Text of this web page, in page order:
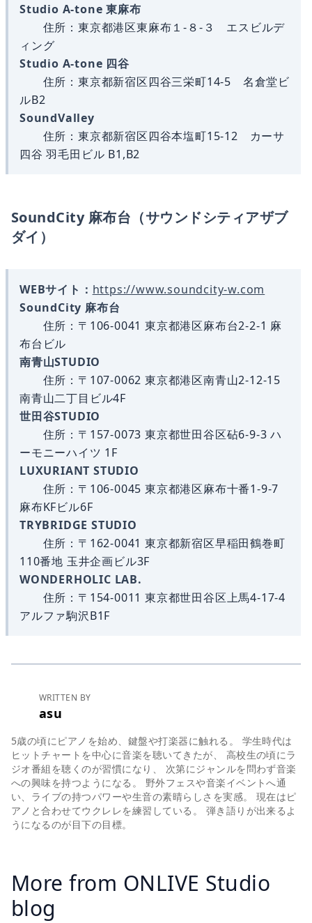
Studio A-tone 東麻布
住所：東京都港区東麻布１-８-３ エスビルデ
ィング
Studio A-tone 四谷
住所：東京都新宿区四谷三栄町14-5 名倉堂ビ
ルB2
SoundValley
住所：東京都新宿区四谷本塩町15-12 カーサ
四谷 羽毛田ビル B1,B2
SoundCity 麻布台（サウンドシティアザブ
ダイ）
WEBサイト： https://www.soundcity-w.com
SoundCity 麻布台
住所：〒106-0041 東京都港区麻布台2-2-1 麻
布台ビル
南青山STUDIO
住所：〒107-0062 東京都港区南青山2-12-15
南青山二丁目ビル4F
世田谷STUDIO
住所：〒157-0073 東京都世田谷区砧6-9-3 ハ
ーモニーハイツ 1F
LUXURIANT STUDIO
住所：〒106-0045 東京都港区麻布十番1-9-7
麻布KFビル6F
TRYBRIDGE STUDIO
住所：〒162-0041 東京都新宿区早稲田鶴巻町
110番地 玉井企画ビル3F
WONDERHOLIC LAB.
住所：〒154-0011 東京都世田谷区上馬4-17-4
アルファ駒沢B1F
WRITTEN BY
asu
5歳の頃にピアノを始め、鍵盤や打楽器に触れる。 学生時代は
ヒットチャートを中心に音楽を聴いてきたが、 高校生の頃にラ
ジオ番組を聴くのが習慣になり、 次第にジャンルを問わず音楽
への興味を持つようになる。 野外フェスや音楽イベントへ通
い、ライブの持つパワーや生音の素晴らしさを実感。 現在はピ
アノと合わせてウクレレを練習している。 弾き語りが出来るよ
うになるのが目下の目標。
More from ONLIVE Studio
blog